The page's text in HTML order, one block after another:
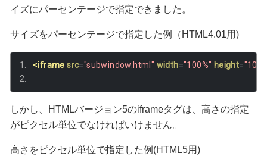
イズにパーセンテージで指定できました。
サイズをパーセンテージで指定した例（HTML4.01用)
<iframe src="subwindow.html" width="100%" height=
しかし、HTMLバージョン5のiframeタグは、高さの指定
がピクセル単位でなければいけません。
高さをピクセル単位で指定した例(HTML5用)